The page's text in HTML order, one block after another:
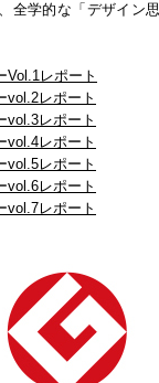
全学的な「デザイン
Vol.1レポート
vol.2レポート
vol.3レポート
vol.4レポート
vol.5レポート
vol.6レポート
vol.7レポート